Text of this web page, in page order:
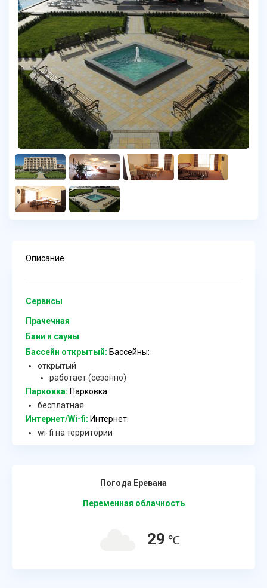
Описание
Сервисы
Прачечная
Бани и сауны
Бассейн открытый: Бассейны:
открытый
работает (сезонно)
Парковка: Парковка:
бесплатная
Интернет/Wi-fi: Интернет:
wi-fi на территории
Погода Еревана
переменная облачность
29 ℃